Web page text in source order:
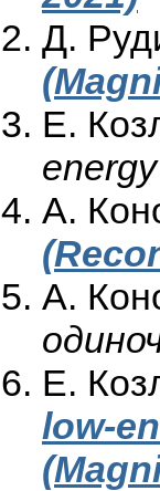
Д.
Е.
А.
А.
Е.
low-